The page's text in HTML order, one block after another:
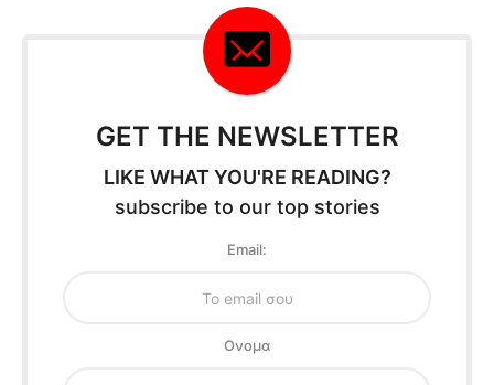
GET THE NEWSLETTER
LIKE WHAT YOU'RE READING?
subscribe to our top stories
Email:
Oνομα